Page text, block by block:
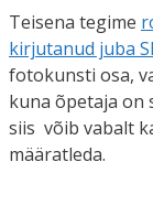
Teisena tegime
kirjutanud juba
fotokunsti osa,
kuna õpetaja on
siis võib vabalt
määratleda.